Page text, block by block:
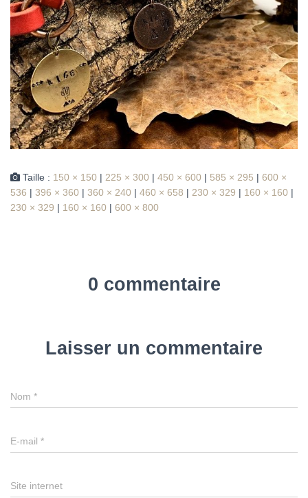
Taille : 150 × 150 | 225 × 300 | 450 × 600 | 585 × 295 | 600 ×
536 | 396 × 360 | 360 × 240 | 460 × 658 | 230 × 329 | 160 × 160 |
230 × 329 | 160 × 160 | 600 × 800
0 commentaire
Laisser un commentaire
Nom *
E-mail *
Site internet